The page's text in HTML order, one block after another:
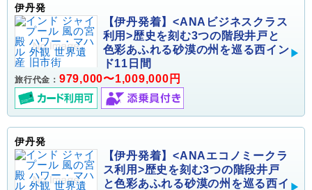
伊丹発
【伊丹発着】<ANAビジネスクラス
利用>歴史を刻む3つの階段井戸と
色彩あふれる砂漠の州を巡る西イン
ド11日間
旅行代金： 979,000〜1,009,000円
伊丹発
【伊丹発着】<ANAエコノミークラ
ス利用>歴史を刻む3つの階段井戸
と色彩あふれる砂漠の州を巡る西イ